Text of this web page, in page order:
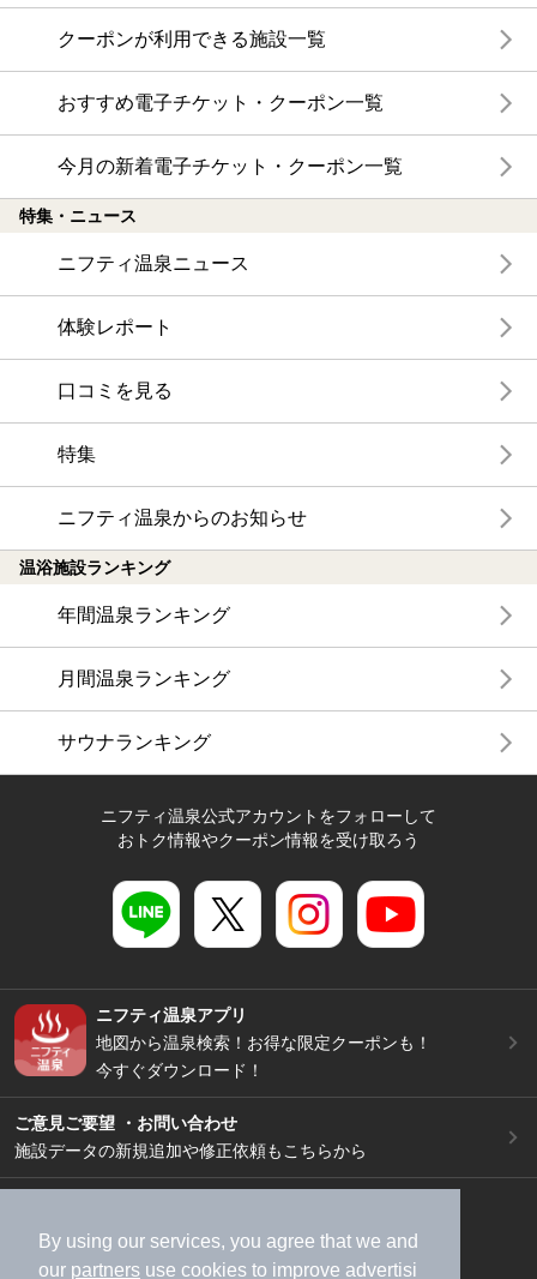
By using our services, you agree that we and
our partners use cookies to improve advertisi
クーポンが利用できる施設一覧
おすすめ電子チケット・クーポン一覧
今月の新着電子チケット・クーポン一覧
特集・ニュース
ニフティ温泉ニュース
体験レポート
口コミを見る
特集
ニフティ温泉からのお知らせ
温浴施設ランキング
年間温泉ランキング
月間温泉ランキング
サウナランキング
ニフティ温泉公式アカウントをフォローして
おトク情報やクーポン情報を受け取ろう
ニフティ温泉アプリ
地図から温泉検索！お得な限定クーポンも！
今すぐダウンロード！
ご意見ご要望 ・お問い合わせ
施設データの新規追加や修正依頼もこちらから
加盟店募集（資料請求）
広告出稿のご案内
利用規約
ライフスタイルMEMBERS+規約